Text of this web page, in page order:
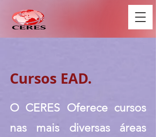
Cursos EAD.
O CERES Oferece cursos
nas mais diversas áreas